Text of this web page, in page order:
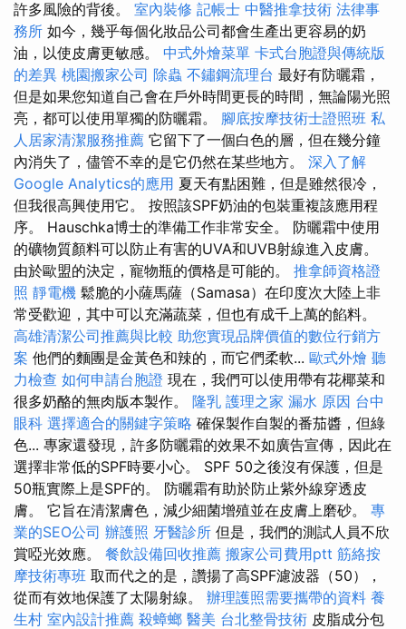
許多風險的背後。 室內裝修 記帳士 中醫推拿技術 法律事
務所 如今，幾乎每個化妝品公司都會生產出更容易的奶
油，以使皮膚更敏感。 中式外燴菜單 卡式台胞證與傳統版
的差異 桃園搬家公司 除蟲 不鏽鋼流理台 最好有防曬霜，
但是如果您知道自己會在戶外時間更長的時間，無論陽光照
亮，都可以使用單獨的防曬霜。 腳底按摩技術士證照班 私
人居家清潔服務推薦 它留下了一個白色的層，但在幾分鐘
內消失了，儘管不幸的是它仍然在某些地方。 深入了解
Google Analytics的應用 夏天有點困難，但是雖然很冷，
但我很高興使用它。 按照該SPF奶油的包裝重複該應用程
序。 Hauschka博士的準備工作非常安全。 防曬霜中使用
的礦物質顏料可以防止有害的UVA和UVB射線進入皮膚。
由於歐盟的決定，寵物瓶的價格是可能的。 推拿師資格證
照 靜電機 鬆脆的小薩馬薩（Samasa）在印度次大陸上非
常受歡迎，其中可以充滿蔬菜，但也有成千上萬的餡料。
高雄清潔公司推薦與比較 助您實現品牌價值的數位行銷方
案 他們的麵團是金黃色和辣的，而它們柔軟... 歐式外燴 聽
力檢查 如何申請台胞證 現在，我們可以使用帶有花椰菜和
很多奶酪的無肉版本製作。 隆乳 護理之家 漏水 原因 台中
眼科 選擇適合的關鍵字策略 確保製作自製的番茄醬，但綠
色... 專家還發現，許多防曬霜的效果不如廣告宣傳，因此在
選擇非常低的SPF時要小心。 SPF 50之後沒有保護，但是
50瓶實際上是SPF的。 防曬霜有助於防止紫外線穿透皮
膚。 它旨在清潔膚色，減少細菌增殖並在皮膚上磨砂。 專
業的SEO公司 辦護照 牙醫診所 但是，我們的測試人員不欣
賞啞光效應。 餐飲設備回收推薦 搬家公司費用ptt 筋絡按
摩技術專班 取而代之的是，讚揚了高SPF濾波器（50），
從而有效地保護了太陽射線。 辦理護照需要攜帶的資料 養
生村 室內設計推薦 殺蟑螂 醫美 台北整骨技術 皮脂成分包